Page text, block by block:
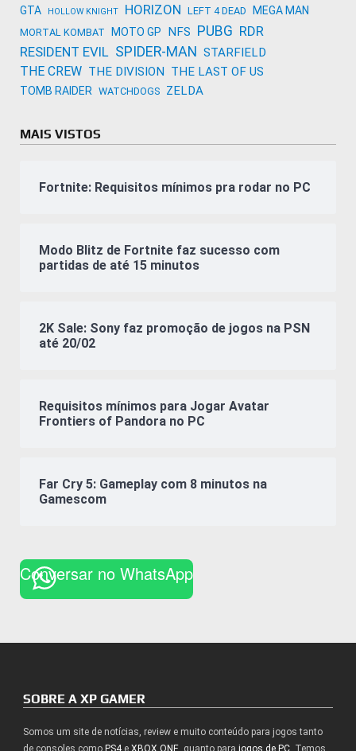
GTA HOLLOW KNIGHT HORIZON LEFT 4 DEAD MEGA MAN
MORTAL KOMBAT MOTO GP NFS PUBG RDR
RESIDENT EVIL SPIDER-MAN STARFIELD
THE CREW THE DIVISION THE LAST OF US
TOMB RAIDER WATCHDOGS ZELDA
MAIS VISTOS
Fortnite: Requisitos mínimos pra rodar no PC
Modo Blitz de Fortnite faz sucesso com
partidas de até 15 minutos
2K Sale: Sony faz promoção de jogos na PSN
até 20/02
Requisitos mínimos para Jogar Avatar
Frontiers of Pandora no PC
Far Cry 5: Gameplay com 8 minutos na
Gamescom
Conversar no WhatsApp
SOBRE A XP GAMER
Somos um site de notícias, review e muito conteúdo para jogos tanto
de consoles como PS4e XBOX ONE, quanto para jogos de PC. Temos